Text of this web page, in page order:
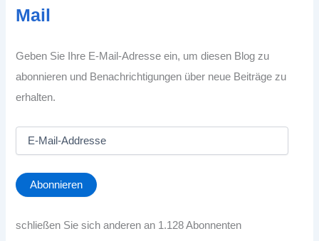
Mail
Geben Sie Ihre E-Mail-Adresse ein, um diesen Blog zu
abonnieren und Benachrichtigungen über neue Beiträge zu
erhalten.
a
i
A
Abonnieren
schließen Sie sich anderen an 1.128 Abonnenten